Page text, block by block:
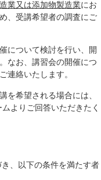
業又は添加物製造業にお
、受講希望者の調査にご
について検討を行い、開
なお、講習会の開催につ
連絡いたします。
を希望される場合には、
よりご回答いただきたく
、以下の条件を満たす者